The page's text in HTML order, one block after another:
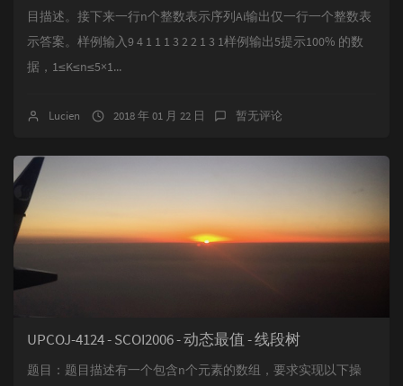
目描述。接下来一行n个整数表示序列Ai输出仅一行一个整数表
示答案。样例输入9 4 1 1 1 3 2 2 1 3 1样例输出5提示100% 的数
据，1≤K≤n≤5×1...
Lucien 2018 年 01 月 22 日 暂无评论
UPCOJ-4124 - SCOI2006 - 动态最值 - 线段树
题目：题目描述有一个包含n个元素的数组，要求实现以下操